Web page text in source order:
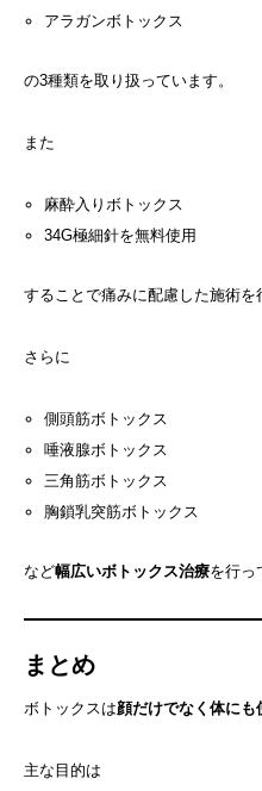
アラガンボトックス
の3種類を取り扱っています。
また
麻酔入りボトックス
34G極細針を無料使用
することで痛みに配慮した施術を
さらに
側頭筋ボトックス
唾液腺ボトックス
三角筋ボトックス
胸鎖乳突筋ボトックス
など幅広いボトックス治療を行っ
まとめ
ボトックスは顔だけでなく体にも
主な目的は